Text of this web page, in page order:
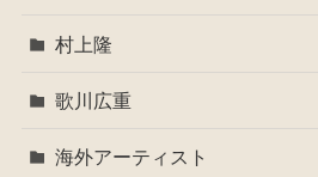
村上隆
歌川広重
海外アーティスト